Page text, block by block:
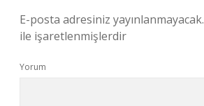
E-posta adresiniz yayınlanmayacak.
ile işaretlenmişlerdir
Yorum